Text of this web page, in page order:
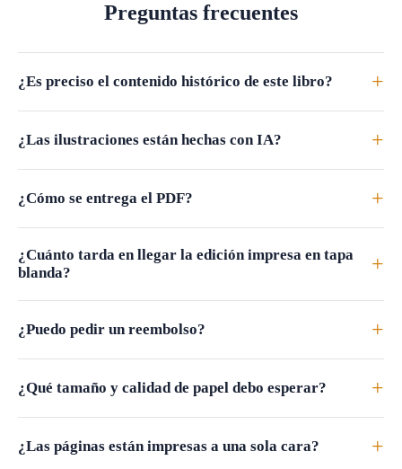
Preguntas frecuentes
¿Es preciso el contenido histórico de este libro? +
¿Las ilustraciones están hechas con IA? +
¿Cómo se entrega el PDF? +
¿Cuánto tarda en llegar la edición impresa en tapa
blanda?
+
¿Puedo pedir un reembolso? +
¿Qué tamaño y calidad de papel debo esperar? +
¿Las páginas están impresas a una sola cara? +